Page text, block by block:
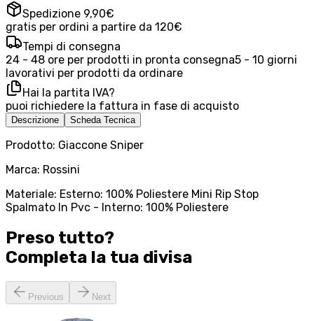
Spedizione 9,90€
gratis per ordini a partire da 120€
Tempi di consegna
24 - 48 ore per prodotti in pronta consegna5 - 10 giorni
lavorativi per prodotti da ordinare
Hai la partita IVA?
puoi richiedere la fattura in fase di acquisto
Descrizione Scheda Tecnica
Prodotto: Giaccone Sniper
Marca: Rossini
Materiale: Esterno: 100% Poliestere Mini Rip Stop
Spalmato In Pvc - Interno: 100% Poliestere
Preso tutto?
Completa la tua divisa
Previous Next